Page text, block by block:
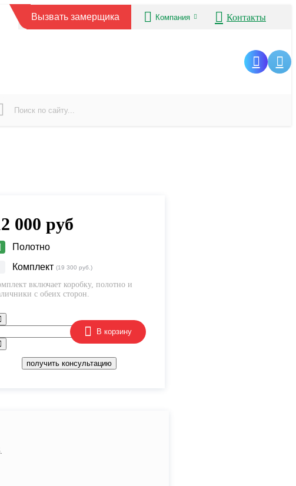
Вызвать замерщика Компания Контакты
000 руб
Полотно
Комплект (19 300 руб.)
включает коробку, полотно и
с обеих сторон.
В корзину
получить консультацию